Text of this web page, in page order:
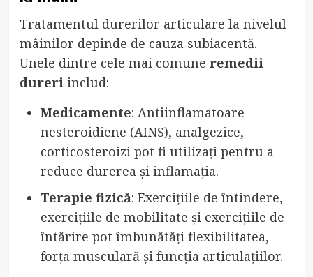
Tratamentul durerilor articulare la nivelul
mâinilor depinde de cauza subiacentă.
Unele dintre cele mai comune remedii
dureri includ:
Medicamente: Antiinflamatoare
nesteroidiene (AINS), analgezice,
corticosteroizi pot fi utilizați pentru a
reduce durerea și inflamația.
Terapie fizică: Exercițiile de întindere,
exercițiile de mobilitate și exercițiile de
întărire pot îmbunătăți flexibilitatea,
forța musculară și funcția articulațiilor.